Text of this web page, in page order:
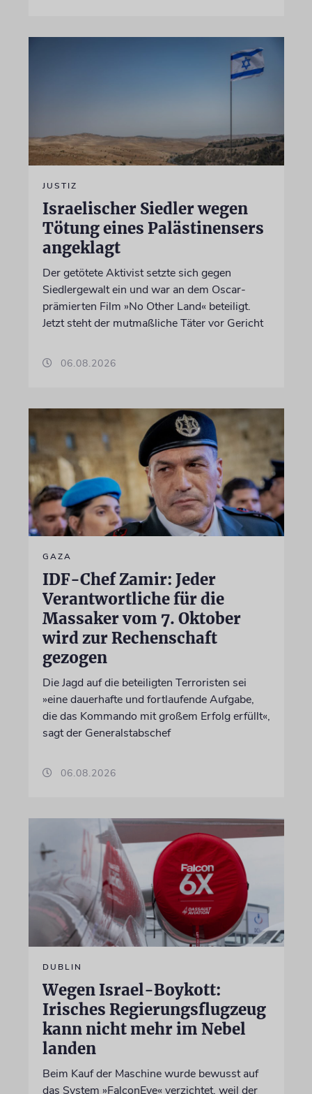
JUSTIZ
Israelischer Siedler wegen
Tötung eines Palästinensers
angeklagt
Der getötete Aktivist setzte sich gegen
Siedlergewalt ein und war an dem Oscar-
prämierten Film »No Other Land« beteiligt.
Jetzt steht der mutmaßliche Täter vor Gericht
06.08.2026
GAZA
IDF-Chef Zamir: Jeder
Verantwortliche für die
Massaker vom 7. Oktober
wird zur Rechenschaft
gezogen
Die Jagd auf die beteiligten Terroristen sei
»eine dauerhafte und fortlaufende Aufgabe,
die das Kommando mit großem Erfolg erfüllt«,
sagt der Generalstabschef
06.08.2026
DUBLIN
Wegen Israel-Boykott:
Irisches Regierungsflugzeug
kann nicht mehr im Nebel
landen
Beim Kauf der Maschine wurde bewusst auf
das System »FalconEye« verzichtet, weil der